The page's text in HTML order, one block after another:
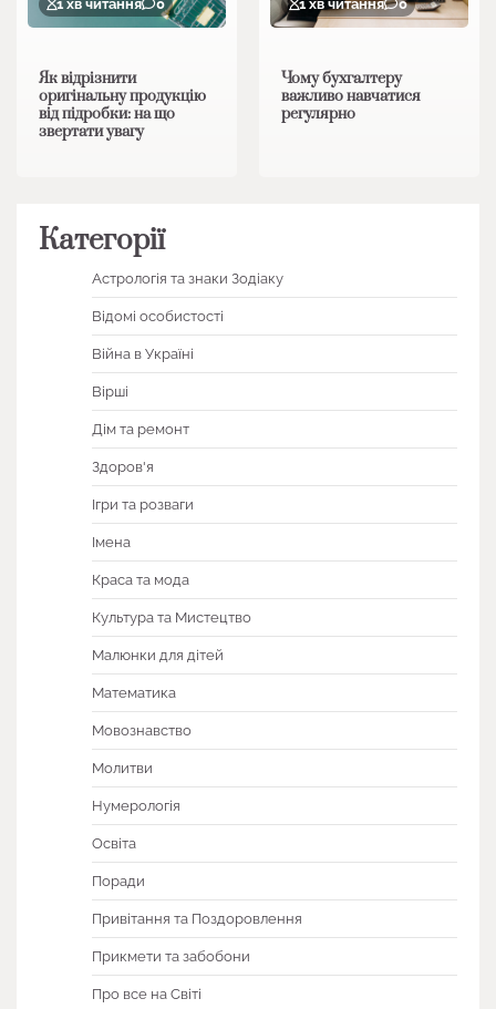
1 хв читання 0
Як відрізнити
оригінальну продукцію
від підробки: на що
звертати увагу
1 хв читання 0
Чому бухгалтеру
важливо навчатися
регулярно
Категорії
Астрологія та знаки Зодіаку
Відомі особистості
Війна в Україні
Вірші
Дім та ремонт
Здоров'я
Ігри та розваги
Імена
Краса та мода
Культура та Мистецтво
Малюнки для дітей
Математика
Мовознавство
Молитви
Нумерологія
Освіта
Поради
Привітання та Поздоровлення
Прикмети та забобони
Про все на Світі